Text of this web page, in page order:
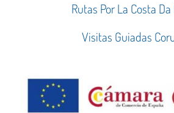
Rutas Por La Costa
Visitas Guiadas